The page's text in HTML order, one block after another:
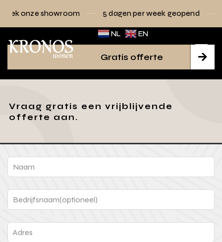
onze showroom 5 dagen per week geopend
NL EN

Gratis offerte
Vraag gratis een vrijblijvende
offerte aan.
Leave
this
blank